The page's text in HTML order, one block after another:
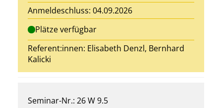
Anmeldeschluss: 04.09.2026
Plätze verfügbar
Referent:innen: Elisabeth Denzl, Bernhard
Kalicki
Seminar-Nr.: 26 W 9.5